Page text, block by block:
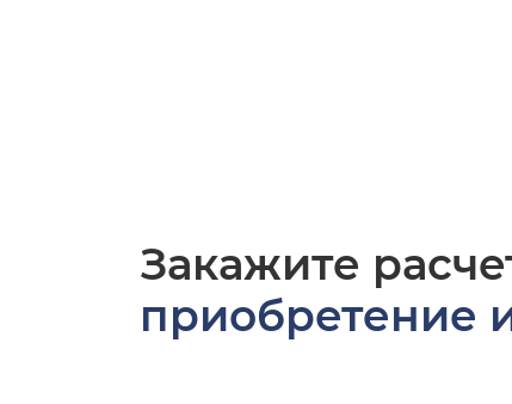
Закажите
приобретение